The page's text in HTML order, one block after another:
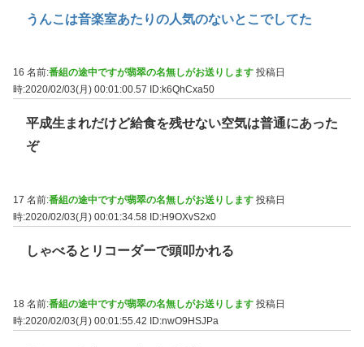
うんこは音楽室あたりの人気のないとこでしてた
16 名前:番組の途中ですが翡翠の名無しがお送りします 投稿日
時:2020/02/03(月) 00:01:00.57
ID:k6QhCxa50
平成生まれだけど給食を残せない空気は普通にあった
ぞ
17 名前:番組の途中ですが翡翠の名無しがお送りします 投稿日
時:2020/02/03(月) 00:01:34.58 ID:H9OXvS2x0
しゃべるとリコーダーで頭叩かれる
18 名前:番組の途中ですが翡翠の名無しがお送りします 投稿日
時:2020/02/03(月) 00:01:55.42
ID:nwO9HSJPa